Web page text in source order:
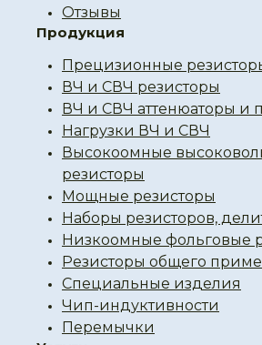
Отзывы
Продукция
Прецизионные
ВЧ и СВЧ резисторы
ВЧ и СВЧ аттенюаторы и
Нагрузки ВЧ и СВЧ
Высокоомные
резисторы
Мощные резисторы
Наборы резисторов,
Низкоомные фольговые
Резисторы общего
Специальные изделия
Чип-индуктивности
Перемычки